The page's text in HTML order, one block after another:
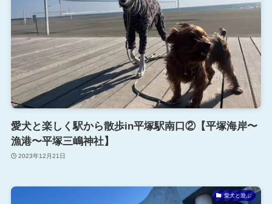
愛犬と楽しく駅から散歩in平塚駅南口②【平塚海岸〜
漁港〜平塚三嶋神社】
2023年12月21日
愛犬と遊ぶ